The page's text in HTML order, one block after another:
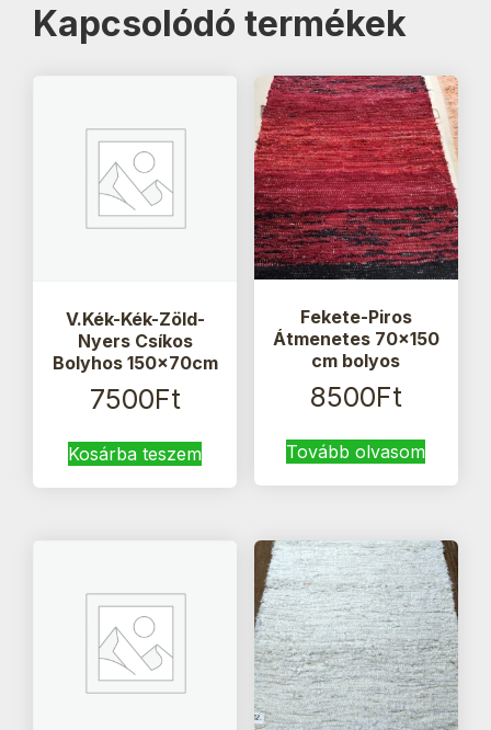
Kapcsolódó termékek
V.Kék-Kék-Zöld-
Nyers Csíkos
Bolyhos 150x70cm
7500Ft
Kosárba teszem
Fekete-Piros
Átmenetes 70×150
cm bolyos
8500Ft
Tovább olvasom